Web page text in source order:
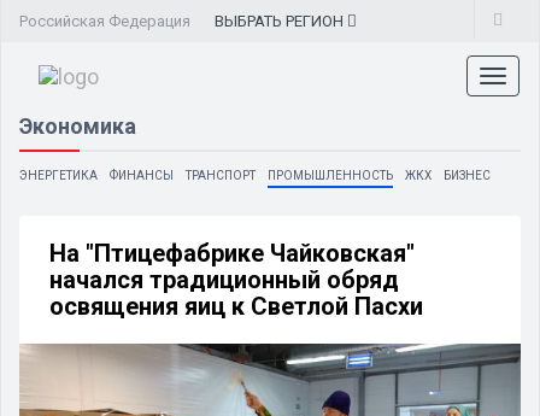
Российская Федерация ВЫБРАТЬ РЕГИОН
Экономика
ЭНЕРГЕТИКА ФИНАНСЫ ТРАНСПОРТ ПРОМЫШЛЕННОСТЬ ЖКХ БИЗНЕС
На "Птицефабрике Чайковская"
начался традиционный обряд
освящения яиц к Светлой Пасхи